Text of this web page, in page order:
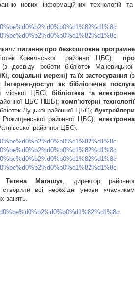
нових інформаційних технологій та
питання про безкоштовне програмне
Ковельської районної ЦБС); про
(з досвіду роботи бібліотек Маневицької
соціальні мережі) та їх застосування (з
Інтернет-доступ як бібліотечна послуга
міської ЦБС);бібліотека та електронне
ЦБС ПШБ); комп’ютерні технології
Луцької районної ЦБС); буктрейлери
Рожищенської районної ЦБС);електронна
районної ЦБС).
Тетяна Матяшук, директор районної
створили всі необхідні умови учасникам
занять.